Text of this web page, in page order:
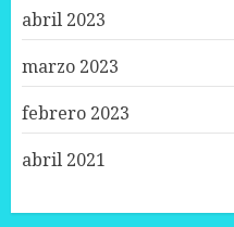
abril 2023
marzo 2023
febrero 2023
abril 2021